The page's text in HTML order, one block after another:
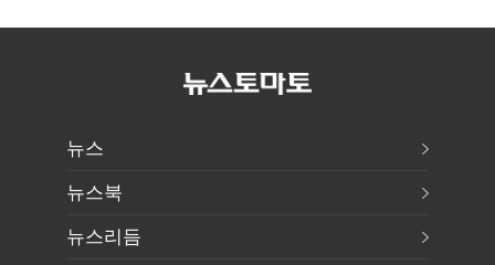
베팅…가족
발행…빠듯한
대응
무엇이 '중요한
뉴스
뉴스북
뉴스리듬